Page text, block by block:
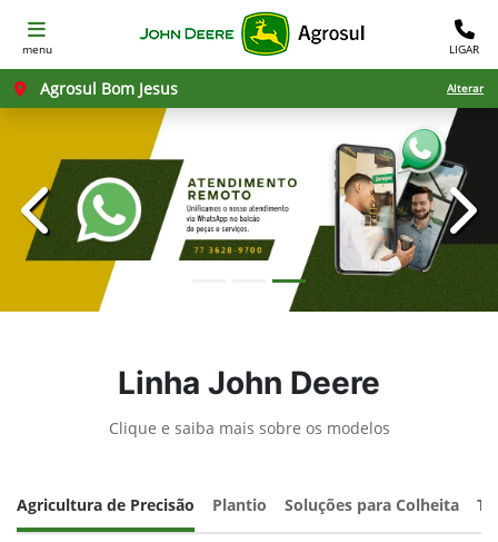
menu LIGAR
Agrosul Bom Jesus Alterar
templates.template-
Linha John Deere
Clique e saiba mais sobre os modelos
Agricultura de Precisão Plantio Soluções para Colheita